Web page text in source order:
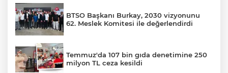
BTSO Başkanı Burkay, 2030 vizyonunu
62. Meslek Komitesi ile değerlendirdi
Temmuz'da 107 bin gıda denetimine 250
milyon TL ceza kesildi